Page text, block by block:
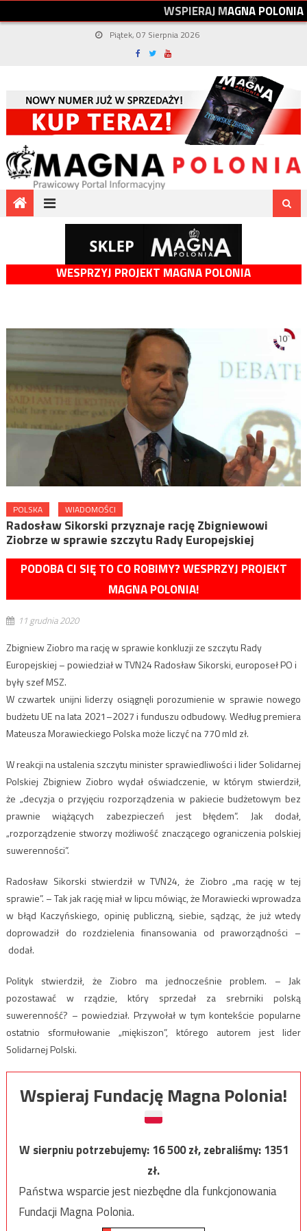
WSPIERAJMAGNAPOLONIA
Piątek, 07 Sierpnia 2026
WESPRZYJ PROJEKT MAGNA POLONIA
POLSKA WIADOMOŚCI
Radosław Sikorski przyznaje rację Zbigniewowi
Ziobrze w sprawie szczytu Rady Europejskiej
PODOBA CI SIĘ TO CO ROBIMY? WESPRZYJ PROJEKT
MAGNA POLONIA!
11 grudnia 2020
Zbigniew Ziobro ma rację w sprawie konkluzji ze szczytu Rady
Europejskiej – powiedział w TVN24 Radosław Sikorski, europoseł PO i
były szef MSZ.
W czwartek unijni liderzy osiągnęli porozumienie w sprawie nowego
budżetu UE na lata 2021–2027 i funduszu odbudowy. Według premiera
Mateusza Morawieckiego Polska może liczyć na 770 mld zł.
W reakcji na ustalenia szczytu minister sprawiedliwości i lider Solidarnej
Polskiej Zbigniew Ziobro wydał oświadczenie, w którym stwierdził,
że „decyzja o przyjęciu rozporządzenia w pakiecie budżetowym bez
prawnie wiążących zabezpieczeń jest błędem”. Jak dodał,
„rozporządzenie stworzy możliwość znaczącego ograniczenia polskiej
suwerenności”.
Radosław Sikorski stwierdził w TVN24, że Ziobro „ma rację w tej
sprawie”. – Tak jak rację miał w lipcu mówiąc, że Morawiecki wprowadza
w błąd Kaczyńskiego, opinię publiczną, siebie, sądząc, że już wtedy
doprowadził do rozdzielenia finansowania od praworządności –
dodał.
Polityk stwierdził, że Ziobro ma jednocześnie problem. – Jak
pozostawać w rządzie, który sprzedał za srebrniki polską
suwerenność? – powiedział. Przywołał w tym kontekście popularne
ostatnio sformułowanie „miękiszon”, którego autorem jest lider
Solidarnej Polski.
Wspieraj Fundację Magna Polonia!
W sierpniu potrzebujemy:16 500zł, zebraliśmy:1351
zł.
Państwa wsparcie jest niezbędne dla funkcjonowania
Fundacji Magna Polonia.